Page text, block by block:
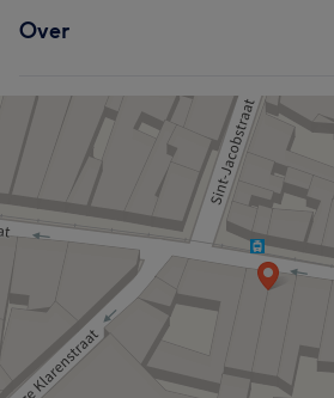
Over